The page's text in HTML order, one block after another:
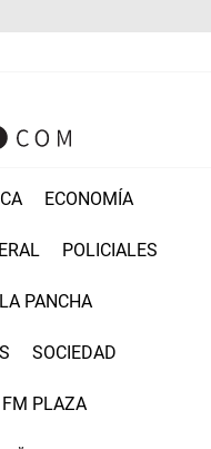
ECONOMÍA
POLICIALES
LA PANCHA
SOCIEDAD
FM PLAZA